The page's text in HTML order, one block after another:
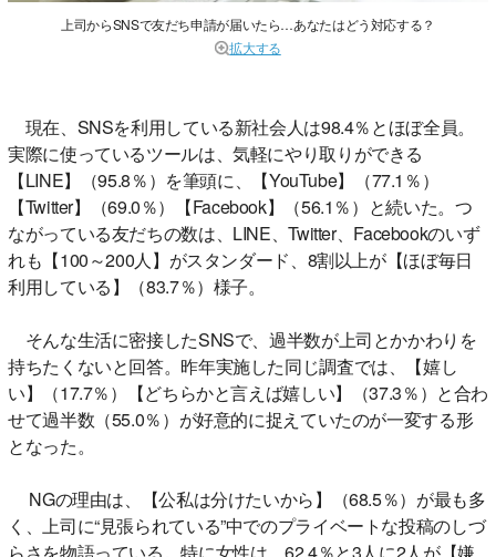
上司からSNSで友だち申請が届いたら…あなたはどう対応する？
拡大する
現在、SNSを利用している新社会人は98.4％とほぼ全員。
実際に使っているツールは、気軽にやり取りができる
【LINE】（95.8％）を筆頭に、【YouTube】（77.1％）
【Twitter】（69.0％）【Facebook】（56.1％）と続いた。つ
ながっている友だちの数は、LINE、Twitter、Facebookのいず
れも【100～200人】がスタンダード、8割以上が【ほぼ毎日
利用している】（83.7％）様子。
そんな生活に密接したSNSで、過半数が上司とかかわりを
持ちたくないと回答。昨年実施した同じ調査では、【嬉し
い】（17.7％）【どちらかと言えば嬉しい】（37.3％）と合わ
せて過半数（55.0％）が好意的に捉えていたのが一変する形
となった。
NGの理由は、【公私は分けたいから】（68.5％）が最も多
く、上司に“見張られている”中でのプライベートな投稿のしづ
らさを物語っている。特に女性は、62.4％と3人に2人が【嫌